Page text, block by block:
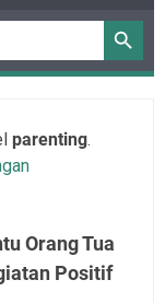
parenting.
Orang Tua
Positif